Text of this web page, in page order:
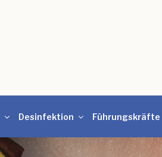
Desinfektion Führungskräfte